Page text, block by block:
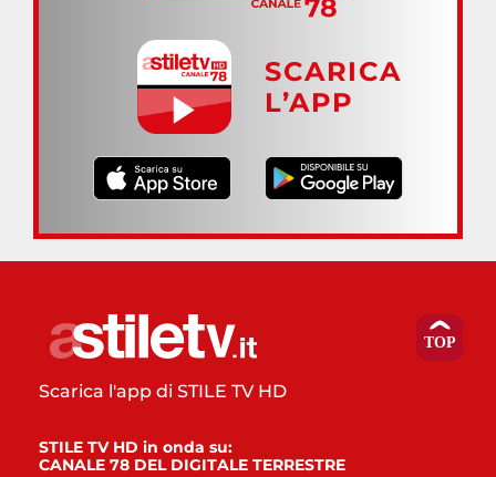
SCARICA
L’APP
Scarica l'app di STILE TV HD
STILE TV HD in onda su:
CANALE 78 DEL DIGITALE TERRESTRE